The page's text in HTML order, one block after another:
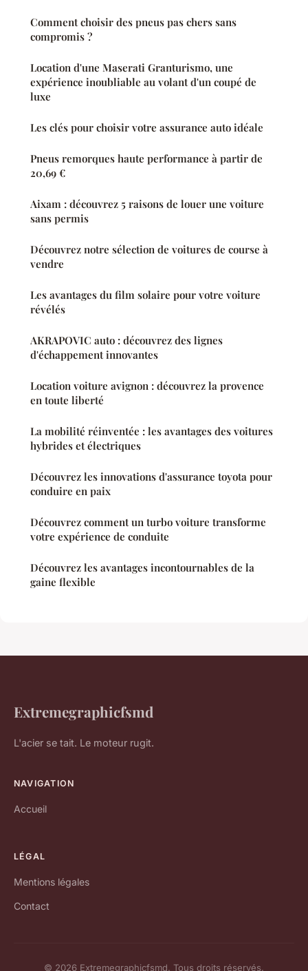
Comment choisir des pneus pas chers sans
compromis ?
Location d'une Maserati Granturismo, une
expérience inoubliable au volant d'un coupé de
luxe
Les clés pour choisir votre assurance auto idéale
Pneus remorques haute performance à partir de
20,69 €
Aixam : découvrez 5 raisons de louer une voiture
sans permis
Découvrez notre sélection de voitures de course à
vendre
Les avantages du film solaire pour votre voiture
révélés
AKRAPOVIC auto : découvrez des lignes
d'échappement innovantes
Location voiture avignon : découvrez la provence
en toute liberté
La mobilité réinventée : les avantages des voitures
hybrides et électriques
Découvrez les innovations d'assurance toyota pour
conduire en paix
Découvrez comment un turbo voiture transforme
votre expérience de conduite
Découvrez les avantages incontournables de la
gaine flexible
Extremegraphicfsmd
L'acier se tait. Le moteur rugit.
NAVIGATION
Accueil
LÉGAL
Mentions légales
Contact
© 2026 Extremegraphicfsmd. Tous droits réservés.